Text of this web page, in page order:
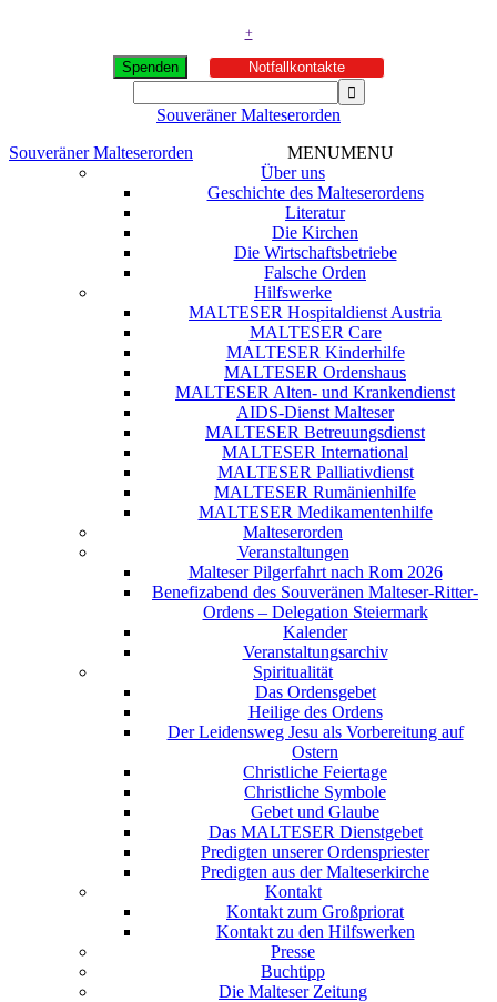
+
Spenden Notfallkontakte
Souveräner Malteserorden
Souveräner Malteserorden
MENUMENU
Über uns
Geschichte des Malteserordens
Literatur
Die Kirchen
Die Wirtschaftsbetriebe
Falsche Orden
Hilfswerke
MALTESER Hospitaldienst Austria
MALTESER Care
MALTESER Kinderhilfe
MALTESER Ordenshaus
MALTESER Alten- und Krankendienst
AIDS-Dienst Malteser
MALTESER Betreuungsdienst
MALTESER International
MALTESER Palliativdienst
MALTESER Rumänienhilfe
MALTESER Medikamentenhilfe
Malteserorden
Veranstaltungen
Malteser Pilgerfahrt nach Rom 2026
Benefizabend des Souveränen Malteser-Ritter-
Ordens – Delegation Steiermark
Kalender
Veranstaltungsarchiv
Spiritualität
Das Ordensgebet
Heilige des Ordens
Der Leidensweg Jesu als Vorbereitung auf
Ostern
Christliche Feiertage
Christliche Symbole
Gebet und Glaube
Das MALTESER Dienstgebet
Predigten unserer Ordenspriester
Predigten aus der Malteserkirche
Kontakt
Kontakt zum Großpriorat
Kontakt zu den Hilfswerken
Presse
Buchtipp
Die Malteser Zeitung